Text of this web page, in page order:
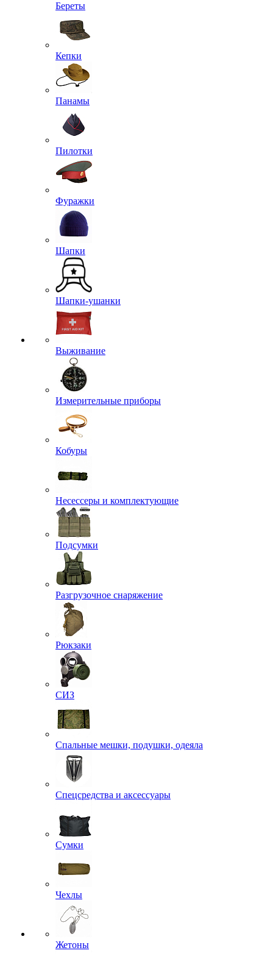
Береты
Кепки
Панамы
Пилотки
Фуражки
Шапки
Шапки-ушанки
Выживание
Измерительные приборы
Кобуры
Несессеры и комплектующие
Подсумки
Разгрузочное снаряжение
Рюкзаки
СИЗ
Спальные мешки, подушки, одеяла
Спецсредства и аксессуары
Сумки
Чехлы
Жетоны